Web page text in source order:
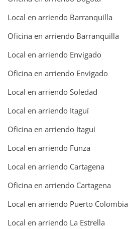
Local en arriendo Barranquilla
Oficina en arriendo Barranquilla
Local en arriendo Envigado
Oficina en arriendo Envigado
Local en arriendo Soledad
Local en arriendo Itaguí
Oficina en arriendo Itaguí
Local en arriendo Funza
Local en arriendo Cartagena
Oficina en arriendo Cartagena
Local en arriendo Puerto Colombia
Local en arriendo La Estrella